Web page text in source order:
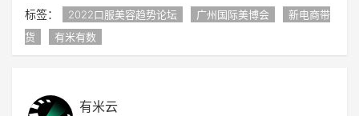
标签： 2022口服美容趋势论坛 广州国际美博会
新电商带
货
有米有数
有米云